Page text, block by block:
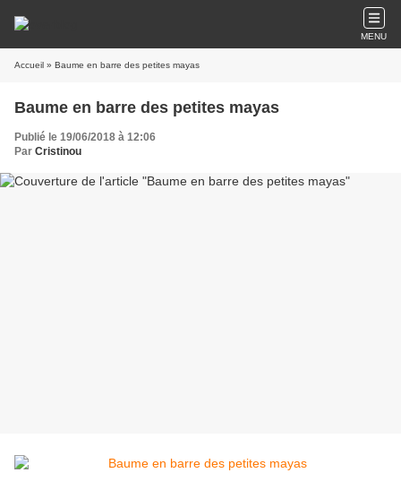
MENU
Accueil » Baume en barre des petites mayas
Baume en barre des petites mayas
Publié le 19/06/2018 à 12:06
Par Cristinou